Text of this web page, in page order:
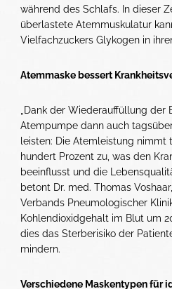
während des Schlafs. In dieser
überlastete Atemmuskulatur
Vielfachzuckers Glykogen in
Atemmaske bessert
„Dank der Wiederauffüllung der
Atempumpe dann auch
leisten: Die Atemleistung nimmt
hundert Prozent zu, was den
beeinflusst und die
betont Dr. med. Thomas
Verbands Pneumologischer
Kohlendioxidgehalt im Blut um
dies das Sterberisiko der
mindern.
Verschiedene Maskentypen für